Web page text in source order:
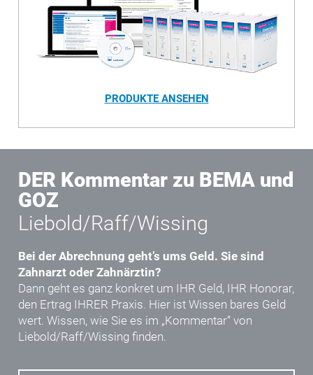
PRODUKTE ANSEHEN
DER Kommentar zu BEMA und
GOZ
Liebold/Raff/Wissing
Bei der Abrechnung geht’s ums Geld. Sie sind
Zahnarzt oder Zahnärztin?
Dann geht es ganz konkret um IHR Geld, IHR Honorar,
den Ertrag IHRER Praxis. Hier ist Wissen bares Geld
wert. Wissen, wie Sie es im „Kommentar“ von
Liebold/Raff/Wissing finden.